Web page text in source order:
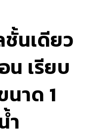
นเดียว
น เรียบ
นาด 1
ำ